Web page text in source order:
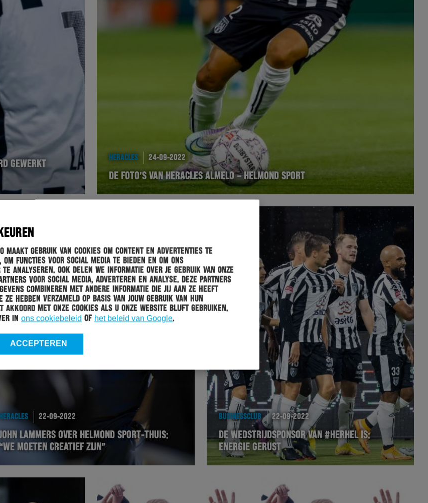
maakt gebruik van cookies om content en advertenties te
om functies voor social media te bieden en om ons
analyseren. Ook delen we informatie over je gebruik van onze
voor social media, adverteren en analyse. Deze partners
combineren met andere informatie die jij aan ze heeft
hebben verzameld op basis van jouw gebruik van hun
akkoord met onze cookies als u onze website blijft gebruiken.
in ons cookiebeleid of het beleid van Google.
ACCEPTEREN
GEWERKT
HERACLES 24-09-2022
DE FOTO’S VAN HERACLES ALMELO – HELMOND SPORT
HERACLES 22-09-2022
LAMMERS OVER HELMOND SPORT-THUIS:
MOETEN CREATIEF ZIJN”
BUSINESSCLUB 22-09-2022
DE WEDSTRIJDSPONSOR VAN #HERHEL IS:
ENERGIE GERUST